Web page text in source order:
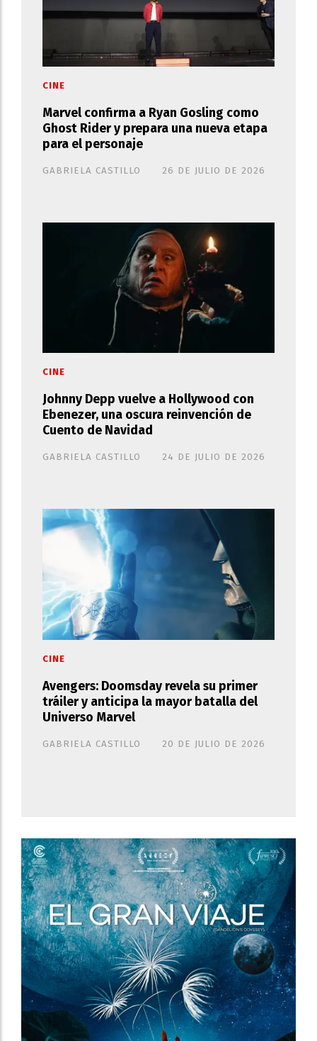
Marvel confirma a Ryan Gosling como
Ghost Rider y prepara una nueva etapa
para el personaje
GABRIELA CASTILLO
CINE
26 DE JULIO DE 2026
Johnny Depp vuelve a Hollywood con
Ebenezer, una oscura reinvención de
Cuento de Navidad
GABRIELA CASTILLO
CINE
24 DE JULIO DE 2026
Avengers: Doomsday revela su primer
tráiler y anticipa la mayor batalla del
Universo Marvel
GABRIELA CASTILLO
CINE
20 DE JULIO DE 2026